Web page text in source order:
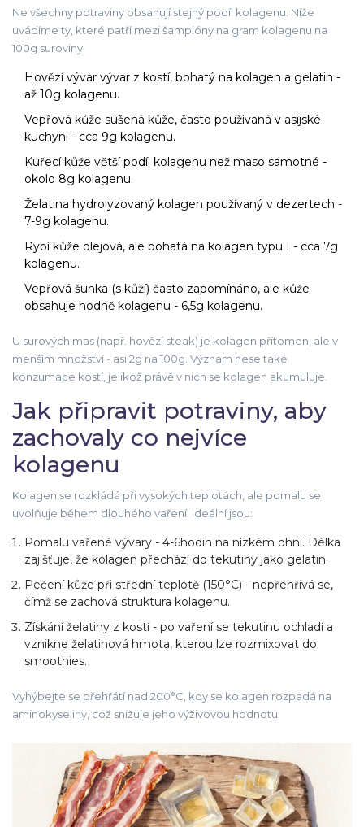
Ne všechny potraviny obsahují stejný podíl kolagenu. Níže
uvádíme ty, které patří mezi šampióny na gram kolagenu na
100g suroviny.
Hovězí vývar vývar z kostí, bohatý na kolagen a gelatin -
až 10g kolagenu.
Vepřová kůže sušená kůže, často používaná v asijské
kuchyni - cca 9g kolagenu.
Kuřecí kůže větší podíl kolagenu než maso samotné -
okolo 8g kolagenu.
Želatina hydrolyzovaný kolagen používaný v dezertech -
7-9g kolagenu.
Rybí kůže olejová, ale bohatá na kolagen typu I - cca 7g
kolagenu.
Vepřová šunka (s kůží) často zapomínáno, ale kůže
obsahuje hodně kolagenu - 6,5g kolagenu.
U surových mas (např. hovězí steak) je kolagen přítomen, ale v
menším množství - asi 2g na 100g. Význam nese také
konzumace kostí, jelikož právě v nich se kolagen akumuluje.
Jak připravit potraviny, aby
zachovaly co nejvíce
kolagenu
Kolagen se rozkládá při vysokých teplotách, ale pomalu se
uvolňuje během dlouhého vaření. Ideální jsou:
Pomalu vařené vývary - 4-6hodin na nízkém ohni. Délka
zajišťuje, že kolagen přechází do tekutiny jako gelatin.
Pečení kůže při střední teplotě (150°C) - nepřehřívá se,
čímž se zachová struktura kolagenu.
Získání želatiny z kostí - po vaření se tekutinu ochladí a
vznikne želatinová hmota, kterou lze rozmixovat do
smoothies.
Vyhýbejte se přehřátí nad 200°C, kdy se kolagen rozpadá na
aminokyseliny, což snižuje jeho výživovou hodnotu.